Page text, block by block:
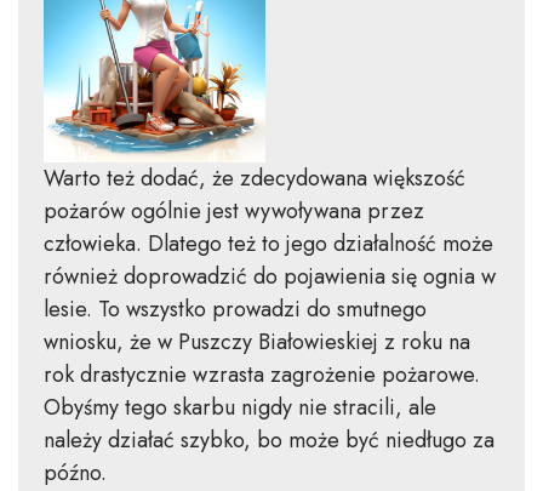
Warto też dodać, że zdecydowana większość
pożarów ogólnie jest wywoływana przez
człowieka. Dlatego też to jego działalność może
również doprowadzić do pojawienia się ognia w
lesie. To wszystko prowadzi do smutnego
wniosku, że w Puszczy Białowieskiej z roku na
rok drastycznie wzrasta zagrożenie pożarowe.
Obyśmy tego skarbu nigdy nie stracili, ale
należy działać szybko, bo może być niedługo za
późno.